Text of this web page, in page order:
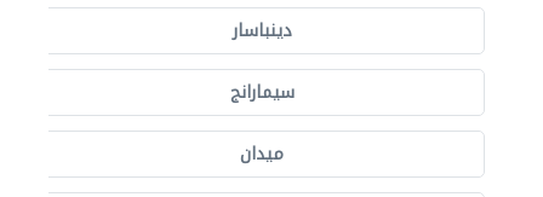
دينباسار
سيمارانج
ميدان